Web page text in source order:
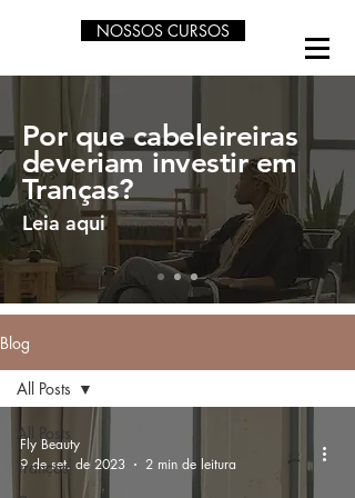
NOSSOS CURSOS
Por que cabeleireiras
deveriam investir em
Tranças?
Leia aqui
Blog
All Posts
Tranças
All Posts
Fly Beauty
9 de set. de 2023
2 min de leitura